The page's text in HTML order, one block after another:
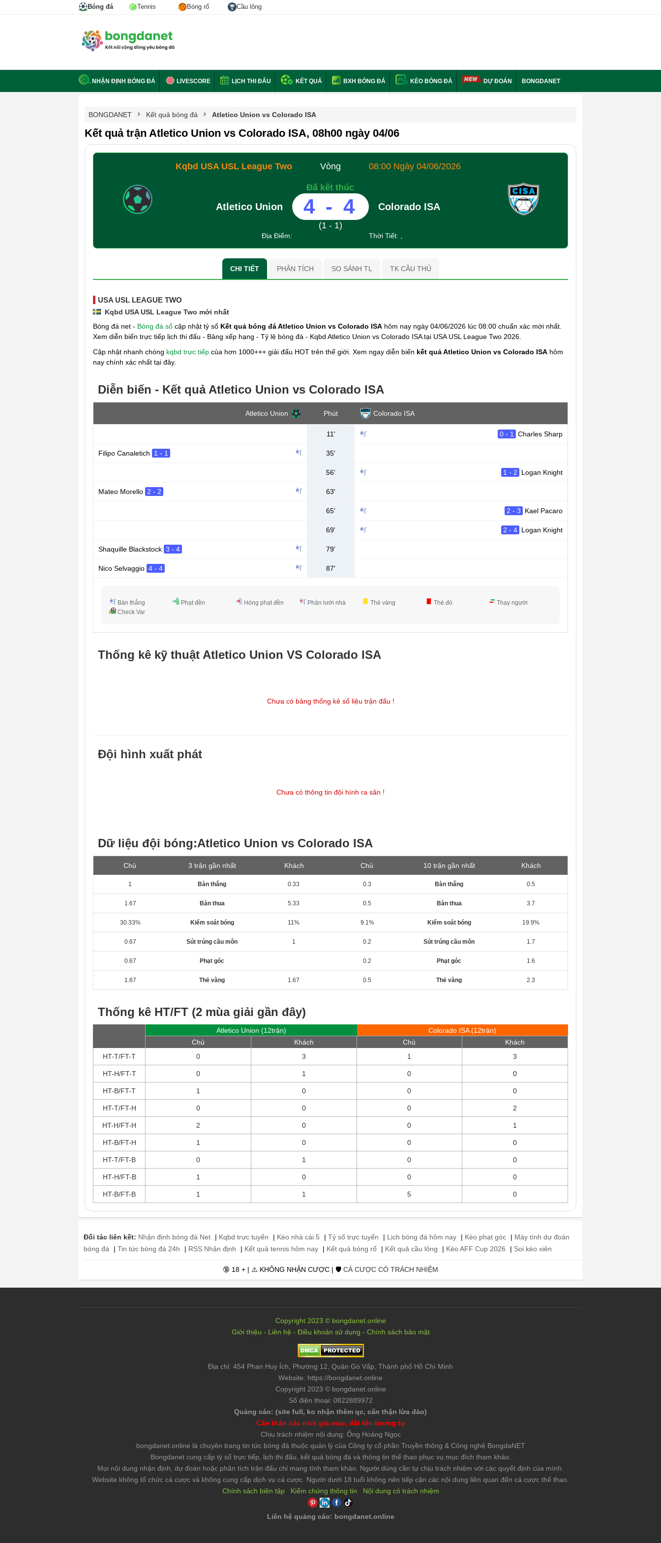
Bóng đá Tennis Bóng rổ Cầu lông
NHẬN ĐỊNH BÓNG ĐÁ LIVESCORE LỊCH THI ĐẤU KẾT QUẢ BXH BÓNG ĐÁ KÈO BÓNG ĐÁ DỰ ĐOÁN BONGDANET
BONGDANET Kết quả bóng đá Atletico Union vs Colorado ISA
Kết quả trận Atletico Union vs Colorado ISA, 08h00 ngày 04/06
Kqbd USA USL League Two Vòng 08:00 Ngày 04/06/2026
Atletico Union
Đã kết thúc
4 -4
(1 - 1)
Colorado ISA
Địa Điểm: Thời Tiết: ,
CHI TIẾT PHÂN TÍCH SO SÁNH TL TK CẦU THỦ
USA USL LEAGUE TWO
Kqbd USA USL League Two mới nhất
Bóng đá net - Bóng đá số cập nhật tỷ số Kết quả bóng đá Atletico Union vs Colorado ISA hôm nay ngày 04/06/2026 lúc 08:00 chuẩn xác mới nhất.
Xem diễn biến trực tiếp lịch thi đấu - Bảng xếp hạng - Tỷ lệ bóng đá - Kqbd Atletico Union vs Colorado ISA tại USA USL League Two 2026.
Cập nhật nhanh chóng kqbd trực tiếp của hơn 1000+++ giải đấu HOT trên thế giới. Xem ngay diễn biến kết quả Atletico Union vs Colorado ISA hôm
nay chính xác nhất tại đây.
Diễn biến - Kết quả Atletico Union vs Colorado ISA
Atletico Union Phút Colorado ISA
11' 0 - 1 Charles Sharp
Filipo Canaletich 1 - 1 35'
56' 1 - 2 Logan Knight
Mateo Morello 2 - 2 63'
65' 2 - 3 Kael Pacaro
69' 2 - 4 Logan Knight
Shaquille Blackstock 3 - 4 79'
Nico Selvaggio 4 - 4 87'
Bàn thắng Phạt đền Hỏng phạt đền Phản lưới nhà Thẻ vàng Thẻ đỏ
Thay người
Check Var
Thống kê kỹ thuật Atletico Union VS Colorado ISA
Chưa có bảng thống kê số liệu trận đấu !
Đội hình xuất phát
Chưa có thông tin đội hình ra sân !
Dữ liệu đội bóng:Atletico Union vs Colorado ISA
Chủ 3 trận gần nhất Khách
1 Bàn thắng 0.33
1.67 Bàn thua 5.33
30.33% Kiểm soát bóng 11%
0.67 Sút trúng cầu môn 1
0.67 Phạt góc
1.67 Thẻ vàng 1.67
Chủ 10 trận gần nhất Khách
0.3 Bàn thắng 0.5
0.5 Bàn thua 3.7
9.1% Kiểm soát bóng 19.9%
0.2 Sút trúng cầu môn 1.7
0.2 Phạt góc 1.6
0.5 Thẻ vàng 2.3
Thống kê HT/FT (2 mùa giải gần đây)
Atletico Union (12trận)
Chủ
Khách
Colorado ISA (12trận)
Chủ
Khách
HT-T/FT-T
0 3 1 3
HT-H/FT-T 0 1 0 0
HT-B/FT-T 1 0 0 0
HT-T/FT-H 0 0 0 2
HT-H/FT-H 2 0 0 1
HT-B/FT-H 1 0 0 0
HT-T/FT-B 0 1 0 0
HT-H/FT-B 1 0 0 0
HT-B/FT-B 1 1 5 0
Đối tác liên kết: Nhận định bóng đá Net | Kqbd trực tuyến | Kèo nhà cái 5 | Tỷ số trực tuyến | Lịch bóng đá hôm nay | Kèo phạt góc | Máy tính dự đoán
bóng đá
| Tin tức bóng đá 24h | RSS Nhận định | Kết quả tennis hôm nay | Kết quả bóng rổ | Kết quả cầu lông | Kèo AFF Cup 2026 | Soi kèo xiên
🔞 18 + | ⚠️ KHÔNG NHẬN CƯỢC | 🛡️ CÁ CƯỢC CÓ TRÁCH NHIỆM
Copyright 2023 © bongdanet.online
Giới thiệu - Liên hệ - Điều khoản sử dụng - Chính sách bảo mật
Địa chỉ: 454 Phan Huy Ích
Phường 12, Quận Gò Vấp, Thành phố Hồ Chí Minh
Website: https://bongdanet.online
Copyright 2023 © bongdanet.online
Số điện thoại: 0822889972
Quảng cáo: (site full, ko nhận thêm qc, cẩn thận lừa đảo)
Cẩn thận các nick giả mạo, đặt tên tương tự
Chịu trách nhiệm nội dung: Ông Hoàng Ngọc
bongdanet.online là chuyên trang tin tức bóng đá thuộc quản lý của Công ty cổ phần Truyền thông & Công nghệ BongdaNET
Bongdanet cung cấp tỷ số trực tiếp, lịch thi đấu, kết quả bóng đá và thông tin thể thao phục vụ mục đích tham khảo.
Mọi nội dung nhận định, dự đoán hoặc phân tích trận đấu chỉ mang tính tham khảo. Người dùng cần tự chịu trách nhiệm với các quyết định của mình.
Website không tổ chức cá cược và không cung cấp dịch vụ cá cược. Người dưới 18 tuổi không nên tiếp cận các nội dung liên quan đến cá cược thể thao.
Chính sách biên tập
Kiểm chứng thông tin Nội dung có trách nhiệm
Liên hệ quảng cáo: bongdanet.online